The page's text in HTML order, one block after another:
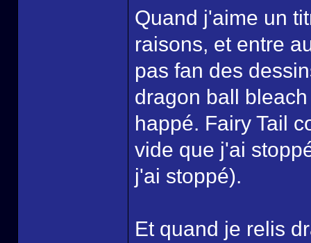
Quand j'aime un
raisons, et entre
pas fan des
dragon ball
happé. Fairy Tail
vide que j'ai
j'ai stoppé).
Et quand je relis